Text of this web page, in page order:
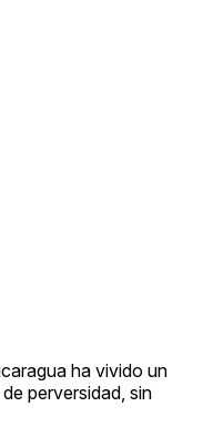
ha vivido un
perversidad, sin